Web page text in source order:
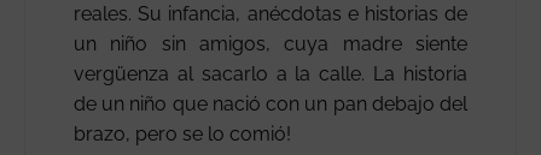
reales. Su infancia, anécdotas e historias de
un niño sin amigos, cuya madre siente
vergüenza al sacarlo a la calle. La historia
de un niño que nació con un pan debajo del
brazo, pero se lo comió!